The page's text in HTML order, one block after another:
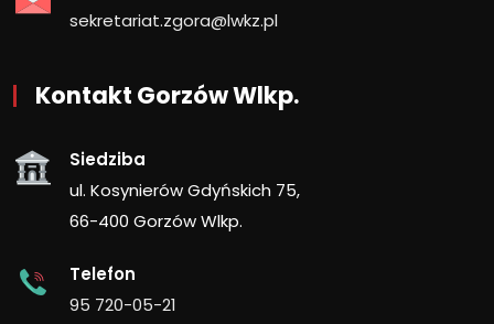
sekretariat.zgora@lwkz.pl
Kontakt Gorzów Wlkp.
Siedziba
ul. Kosynierów Gdyńskich 75,
66-400 Gorzów Wlkp.
Telefon
95 720-05-21